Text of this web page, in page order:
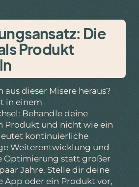
Die
Produkt
dieser Misere heraus?
in einem
Behandle deine
Produkt und nicht wie ein
kontinuierliche
Weiterentwicklung und
Optimierung statt großer
Jahre. Stelle dir deine
App oder ein Produkt vor,